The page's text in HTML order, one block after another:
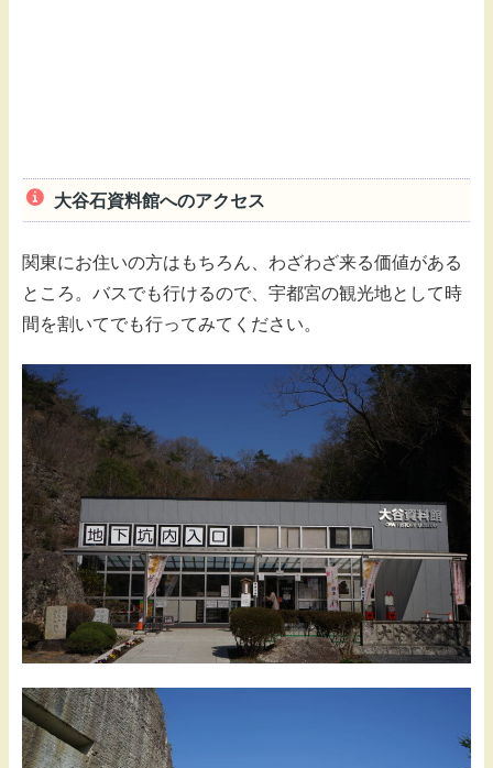
大谷石資料館へのアクセス
関東にお住いの方はもちろん、わざわざ来る価値がある
ところ。バスでも行けるので、宇都宮の観光地として時
間を割いてでも行ってみてください。